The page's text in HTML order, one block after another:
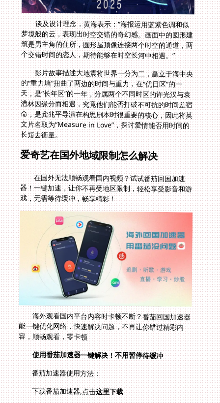
谈及设计理念，黄海表示：“海报运用蓝紫色调和似
梦境般的云，表现出时空交错的奇幻感。画面中的圆形建
筑是男主角的住所，圆形屋顶像连接两个时空的通道，两
个交错时间的恋人，期待能够在时空长河中相遇。”
影片故事描述大地震将世界一分为二，矗立于海中央
的“重力墙”扭曲了两边的时间与重力，在“优日区”的一
天，是“长年区”的一年，分属两个不同时区的许光汉与袁
澧林因缘分而相遇，究竟他们能否打破不可抗的时间差宿
命，是龚兆平导演在构思剧本时很重要的核心，因此将英
文片名取为“Measure in Love”，探讨爱情能否用时间的
长短去衡量。
爱奇艺在国外地域限制怎么解决
在国外无法顺畅观看国内视频？试试番茄回国加速
器！一键加速，让你不再受地区限制，轻松享受影音和游
戏，无需等待缓冲，畅享精彩！
海外观看国内平台内容时卡顿不断？番茄回国加速器
能一键优化网络，快速解决问题，不再让你错过精彩内
容，顺畅观看，零卡顿
使用番茄加速器一键解决！不用暂停待缓冲
番茄加速器使用方法：
下载番茄加速器,点击这里下载